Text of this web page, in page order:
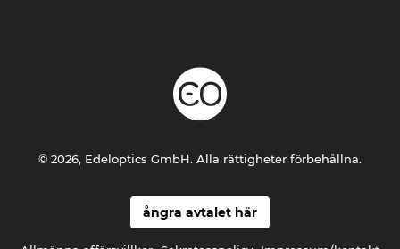
ångra avtalet här
© 2026, Edeloptics GmbH. Alla rättigheter förbehållna.